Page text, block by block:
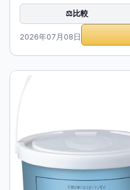
⚖️比較
2026年07月08日